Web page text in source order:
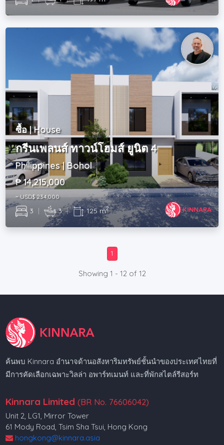
ซื้อ | House
กรีนเพลนส์ ทาวน์โฮมส์ ยูนิต 4
Philippines | Bohol
₱ 14,215,000
~ USD$ 234,000
3 | 3 | 125 m2
1
Showing 1 - 12 of 12
ค้นพบ Kinnara อำนาจด้านอสังหาริมทรัพย์ชั้นนำของประเทศไทยที่
มีการคัดเลือกเฉพาะวิลล่า อพาร์ทเมนท์ และที่พักสไตล์รีสอร์ท
Kinnara Limited (BR No. 76606042)
Unit 2, LG1, Mirror Tower
61 Mody Road, Tsim Sha Tsui, Hong Kong
hongkong@kinnara.asia